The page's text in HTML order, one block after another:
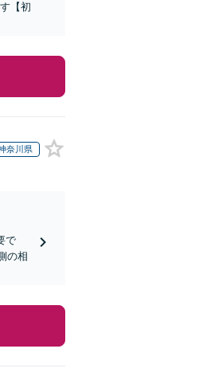
【初
奈川県
で
の相